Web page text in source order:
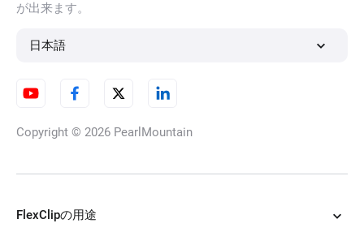
が出来ます。
日本語
Copyright © 2026 PearlMountain
FlexClipの用途